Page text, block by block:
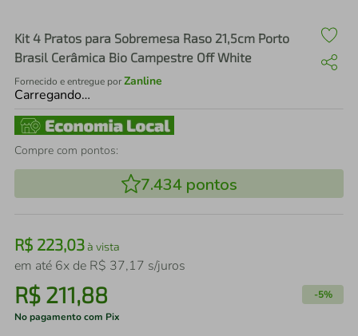
Kit 4 Pratos para Sobremesa Raso 21,5cm Porto
Brasil Cerâmica Bio Campestre Off White
Fornecido e entregue porZanline
Carregando…
Compre com pontos:
7.434pontos
R$ 223,03à vista
em até 6x de R$ 37,17 s/juros
R$ 211,88 -5%
No pagamento com Pix